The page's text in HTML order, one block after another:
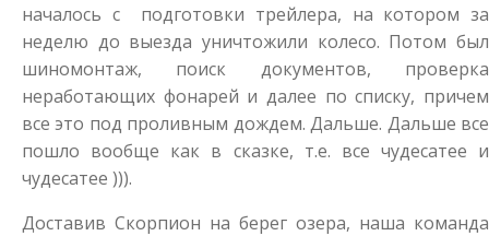
началось с подготовки трейлера, на котором за
неделю до выезда уничтожили колесо. Потом был
шиномонтаж, поиск документов, проверка
неработающих фонарей и далее по списку, причем
все это под проливным дождем. Дальше. Дальше все
пошло вообще как в сказке, т.е. все чудесатее и
чудесатее ))).
Доставив Скорпион на берег озера, наша команда